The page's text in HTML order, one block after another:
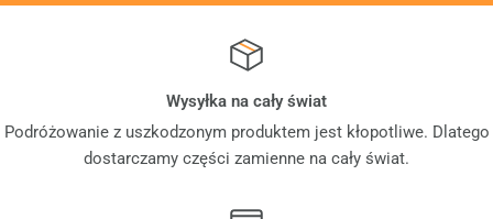
Wysyłka na cały świat
Podróżowanie z uszkodzonym produktem jest kłopotliwe. Dlatego
dostarczamy części zamienne na cały świat.